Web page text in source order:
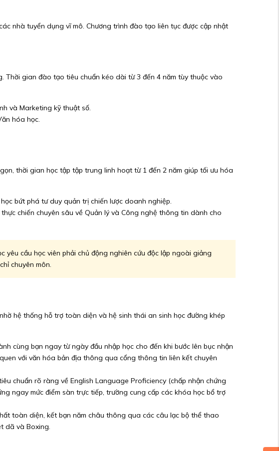
nhà tuyển dụng vĩ mô. Chương trình đào tạo liên tục được cập nhật
Thời gian đào tạo tiêu chuẩn kéo dài từ 3 đến 4 năm tùy thuộc vào
và Marketing kỹ thuật số.
hóa học.
thời gian học tập tập trung linh hoạt từ 1 đến 2 năm giúp tối ưu hóa
bứt phá tư duy quản trị chiến lược doanh nghiệp.
chiến chuyên sâu về Quản lý và Công nghệ thông tin dành cho
yêu cầu học viên phải chủ động nghiên cứu độc lập ngoài giảng
chuyên môn.
hệ thống hỗ trợ toàn diện và hệ sinh thái an sinh học đường khép
cùng bạn ngay từ ngày đầu nhập học cho đến khi bước lên bục nhận
với văn hóa bản địa thông qua cổng thông tin liên kết chuyên
chuẩn rõ ràng về English Language Proficiency (chấp nhận chứng
ngay mức điểm sàn trực tiếp, trường cung cấp các khóa học bổ trợ
toàn diện, kết bạn năm châu thông qua các câu lạc bộ thể thao
dã và Boxing.